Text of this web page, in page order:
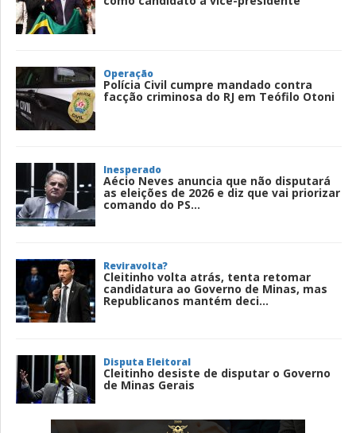
Operação
Polícia Civil cumpre mandado contra
facção criminosa do RJ em Teófilo Otoni
Inesperado
Aécio Neves anuncia que não disputará
as eleições de 2026 e diz que vai priorizar
comando do PS...
Reviravolta?
Cleitinho volta atrás, tenta retomar
candidatura ao Governo de Minas, mas
Republicanos mantém deci...
Disputa Eleitoral
Cleitinho desiste de disputar o Governo
de Minas Gerais